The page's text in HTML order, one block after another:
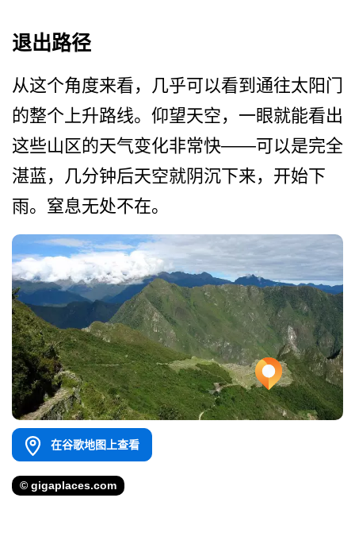
退出路径
从这个角度来看，几乎可以看­到通往太阳门
的整个上升路线。仰望天空，一眼就能看­出
这些山区的天气变化非常快——可以是完全
湛蓝，几分钟后天­空就阴沉下来，开始下
雨。窒息无处不在。
在谷歌地图上查看
© gigaplaces.com